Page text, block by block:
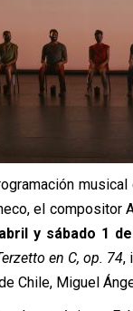
el compositor
y sábado 1
en C, op. 74,
Chile, Miguel